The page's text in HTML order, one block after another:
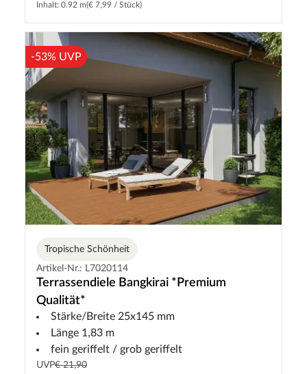
Inhalt: 0.92 m(€ 7,99 / Stück)
-53% UVP
Tropische Schönheit
Artikel-Nr.: L7020114
Terrassendiele Bangkirai *Premium
Qualität*
Stärke/Breite 25x145 mm
Länge 1,83 m
fein geriffelt / grob geriffelt
UVP€ 21,90